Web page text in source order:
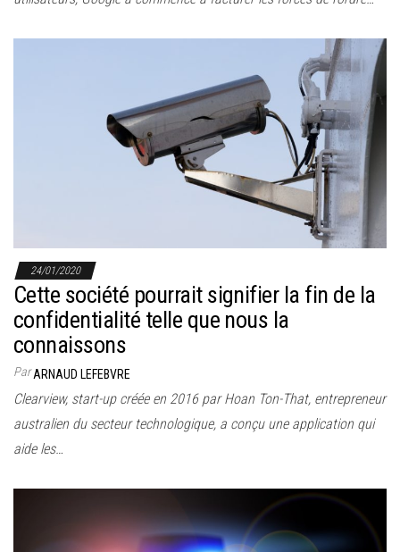
24/01/2020
Cette société pourrait signifier la fin de la
confidentialité telle que nous la
connaissons
ParARNAUD LEFEBVRE
Clearview, start-up créée en 2016 par Hoan Ton-That, entrepreneur
australien du secteur technologique, a conçu une application qui
aide les…